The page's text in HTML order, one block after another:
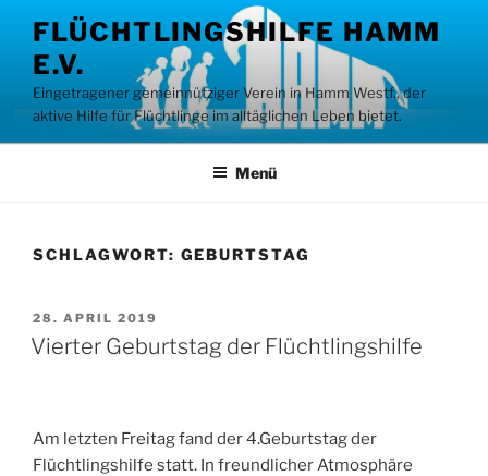
Inhalt
springen
FLÜCHTLINGSHILFE HAMM
E.V.
Eingetragener gemeinnütziger Verein in Hamm Westf., der
aktive Hilfe für Flüchtlinge im alltäglichen Leben bietet.
Menü
SCHLAGWORT: GEBURTSTAG
VERÖFFENTLICHT
AM
28. APRIL 2019
Vierter Geburtstag der Flüchtlingshilfe
Am letzten Freitag fand der 4.Geburtstag der
Flüchtlingshilfe statt. In freundlicher Atmosphäre